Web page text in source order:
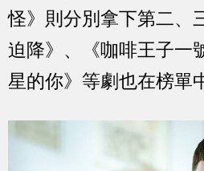
怪》則分別拿下第二、
迫降》、《咖啡王子一
星的你》等劇也在榜單